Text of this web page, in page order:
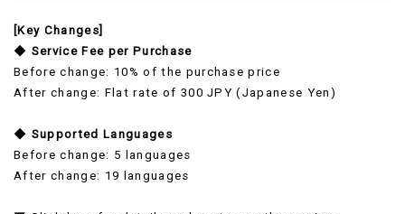
[Key Changes]
◆ Service Fee per Purchase
Before change: 10% of the purchase price
After change: Flat rate of 300 JPY (Japanese Yen)
◆ Supported Languages
Before change: 5 languages
After change: 19 languages